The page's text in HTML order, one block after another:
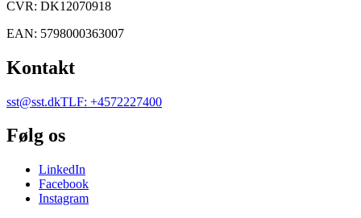
CVR: DK12070918
EAN: 5798000363007
Kontakt
sst@sst.dkTLF: +4572227400
Følg os
LinkedIn
Facebook
Instagram